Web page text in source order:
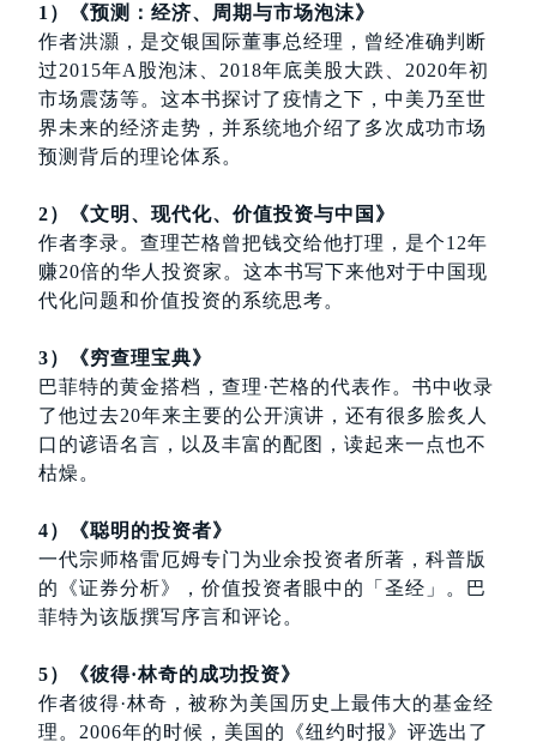
1）《预测：经济、周期与市场泡沫》
作者洪灝，是交银国际董事总经理，曾经准确判断
过2015年A股泡沫、2018年底美股大跌、2020年初
市场震荡等。这本书探讨了疫情之下，中美乃至世
界未来的经济走势，并系统地介绍了多次成功市场
预测背后的理论体系。
2）《文明、现代化、价值投资与中国》
作者李录。查理芒格曾把钱交给他打理，是个12年
赚20倍的华人投资家。这本书写下来他对于中国现
代化问题和价值投资的系统思考。
3）《穷查理宝典》
巴菲特的黄金搭档，查理·芒格的代表作。书中收录
了他过去20年来主要的公开演讲，还有很多脍炙人
口的谚语名言，以及丰富的配图，读起来一点也不
枯燥。
4）《聪明的投资者》
一代宗师格雷厄姆专门为业余投资者所著，科普版
的《证券分析》，价值投资者眼中的「圣经」。巴
菲特为该版撰写序言和评论。
5）《彼得·林奇的成功投资》
作者彼得·林奇，被称为美国历史上最伟大的基金经
理。2006年的时候，美国的《纽约时报》评选出了